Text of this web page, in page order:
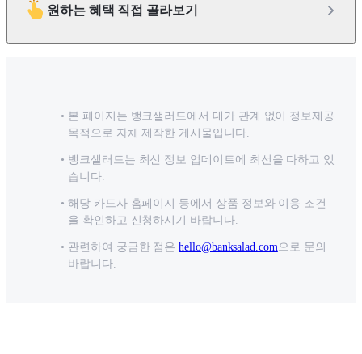
원하는 혜택 직접 골라보기
본 페이지는 뱅크샐러드에서 대가 관계 없이 정보제공
목적으로 자체 제작한 게시물입니다.
뱅크샐러드는 최신 정보 업데이트에 최선을 다하고 있
습니다.
해당 카드사 홈페이지 등에서 상품 정보와 이용 조건
을 확인하고 신청하시기 바랍니다.
관련하여 궁금한 점은 hello@banksalad.com으로 문의
바랍니다.